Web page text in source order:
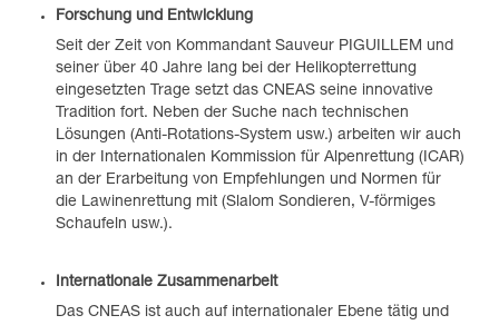
Forschung und Entwicklung
Seit der Zeit von Kommandant Sauveur PIGUILLEM und
seiner über 40 Jahre lang bei der Helikopterrettung
eingesetzten Trage setzt das CNEAS seine innovative
Tradition fort. Neben der Suche nach technischen
Lösungen (Anti-Rotations-System usw.) arbeiten wir auch
in der Internationalen Kommission für Alpenrettung (ICAR)
an der Erarbeitung von Empfehlungen und Normen für
die Lawinenrettung mit (Slalom Sondieren, V-förmiges
Schaufeln usw.).
Internationale Zusammenarbeit
Das CNEAS ist auch auf internationaler Ebene tätig und